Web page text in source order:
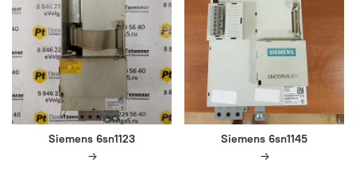
Siemens 6sn1123 Siemens 6sn1145